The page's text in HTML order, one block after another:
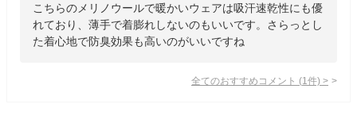
こちらのメリノウールで暖かいウェアは吸汗速乾性にも優
れており、薄手で着膨れしないのもいいです。さらっとし
た着心地で防臭効果も高いのがいいですね
全てのおすすめコメント (1 件) >